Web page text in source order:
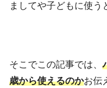
ましてや子どもに使う
そこでこの記事では、
歳から使えるのかお伝